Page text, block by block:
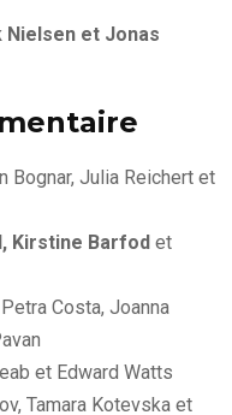
Nielsen et Jonas
Bognar, Julia Reichert et
Kirstine Barfod et
Costa, Joanna
et Edward Watts
Tamara Kotevska et